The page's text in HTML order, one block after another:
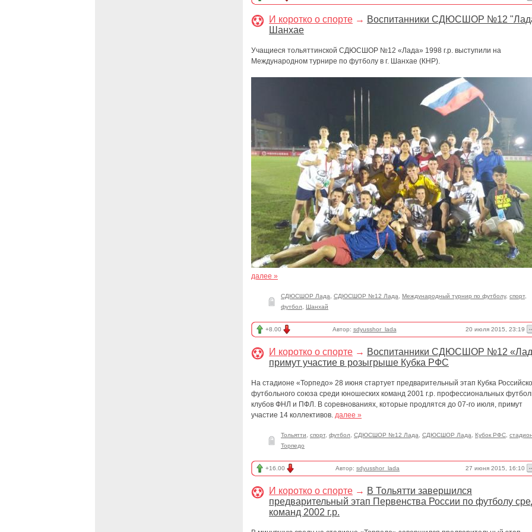
И коротко о спорте → Воспитанники СДЮСШОР №12
Шанхае
Учащиеся тольяттинской СДЮСШОР №12 «Лада» 1998 г.р. выступили на
Международном турнире по футболу в г. Шанхае (КНР).
далее »
СДЮСШОР Лада СДЮСШОР №12 Лада Международный турнир по футболу, спорт,
футбол
Шанхай
+8.00 Автор: sdyusshor_lada 20 июля 2015, 23:19
И коротко о спорте → Воспитанники СДЮСШОР №12
примут участие в розыгрыше Кубка РФС
На стадионе «Торпедо» 28 июня стартует предварительный этап Кубка
футбольного союза среди юношеских команд 2001 г.р. профессиональных
клубов ФНЛ и ПФЛ. В соревнованиях, которые продлятся до 07-го июля, примут
участие 14 коллективов. далее »
Тольятти спорт, футбол СДЮСШОР №12 Лада СДЮСШОР Лада Кубок РФС
Торпедо
+16.00 Автор: sdyusshor_lada 27 июня 2015, 16:10
И коротко о спорте → В Тольятти завершился
предварительный этап Первенства России по футболу
команд 2002 г.р.